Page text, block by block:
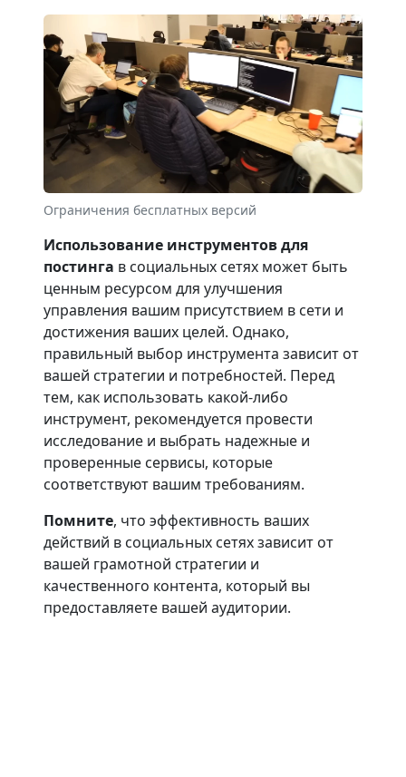
Ограничения бесплатных версий
Использование инструментов для
постинга в социальных сетях может быть
ценным ресурсом для улучшения
управления вашим присутствием в сети и
достижения ваших целей. Однако,
правильный выбор инструмента зависит от
вашей стратегии и потребностей. Перед
тем, как использовать какой-либо
инструмент, рекомендуется провести
исследование и выбрать надежные и
проверенные сервисы, которые
соответствуют вашим требованиям.
Помните, что эффективность ваших
действий в социальных сетях зависит от
вашей грамотной стратегии и
качественного контента, который вы
предоставляете вашей аудитории.